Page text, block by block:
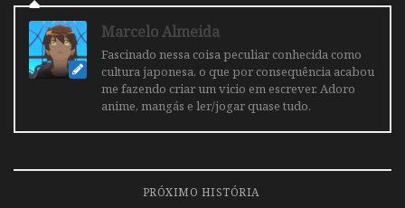
Marcelo Almeida
Fascinado nessa coisa peculiar conhecida como
cultura japonesa, o que por consequência acabou
me fazendo criar um vicio em escrever. Adoro
anime, mangás e ler/jogar quase tudo.
PRÓXIMO HISTÓRIA